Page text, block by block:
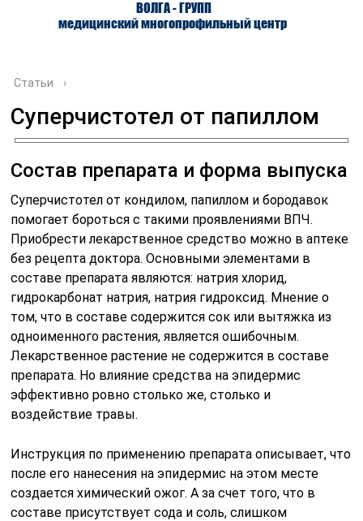
ВОЛГА - ГРУПП
медицинский многопрофильный центр
О ЦЕНТРЕ ВРАЧИ УСЛУГИ
Статьи ›
Суперчистотел от папиллом
Состав препарата и форма выпуска
Суперчистотел от кондилом, папиллом и бородавок
помогает бороться с такими проявлениями ВПЧ.
Приобрести лекарственное средство можно в аптеке
без рецепта доктора. Основными элементами в
составе препарата являются: натрия хлорид,
гидрокарбонат натрия, натрия гидроксид. Мнение о
том, что в составе содержится сок или вытяжка из
одноименного растения, является ошибочным.
Лекарственное растение не содержится в составе
препарата. Но влияние средства на эпидермис
эффективно ровно столько же, столько и
воздействие травы.
Инструкция по применению препарата описывает, что
после его нанесения на эпидермис на этом месте
создается химический ожог. А за счет того, что в
составе присутствует сода и соль, слишком